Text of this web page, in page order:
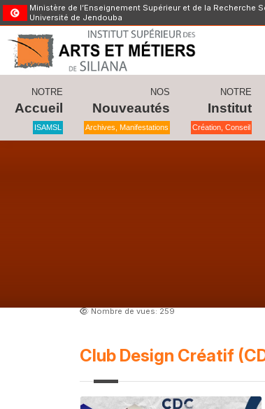
Ministère de l’Enseignement Supérieur et de la Recherche
Université de Jendouba
NOTRE
Accueil
ISAMSL
NOS
Nouveautés
Archives, Manifestations
NOTRE
Institut
Création, Conseil
Nombre de vues: 259
Club Design Créatif